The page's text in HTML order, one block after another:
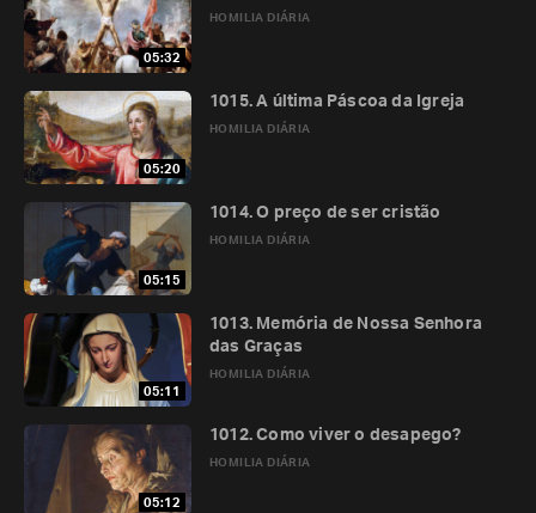
05:32
HOMILIA DIÁRIA
05:20
HOMILIA DIÁRIA
1015. A última Páscoa da Igreja
05:15
HOMILIA DIÁRIA
1014. O preço de ser cristão
05:11
HOMILIA DIÁRIA
1013. Memória de Nossa Senhora
das Graças
05:12
HOMILIA DIÁRIA
1012. Como viver o desapego?